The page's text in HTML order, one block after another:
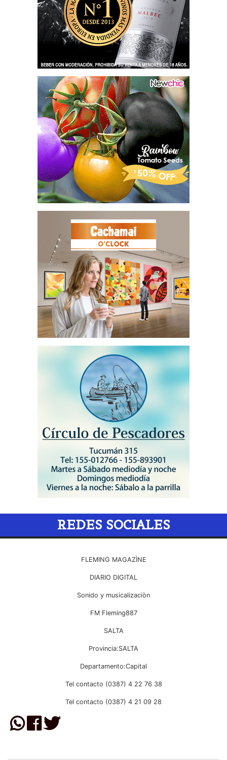
REDES SOCIALES
FLEMING MAGAZÌNE
DIARIO DIGITAL
Sonido y musicalizaciòn
FM Fleming887
SALTA
Provincia:SALTA
Departamento:Capital
Tel contacto (0387) 4 22 76 38
Tel contacto (0387) 4 21 09 28